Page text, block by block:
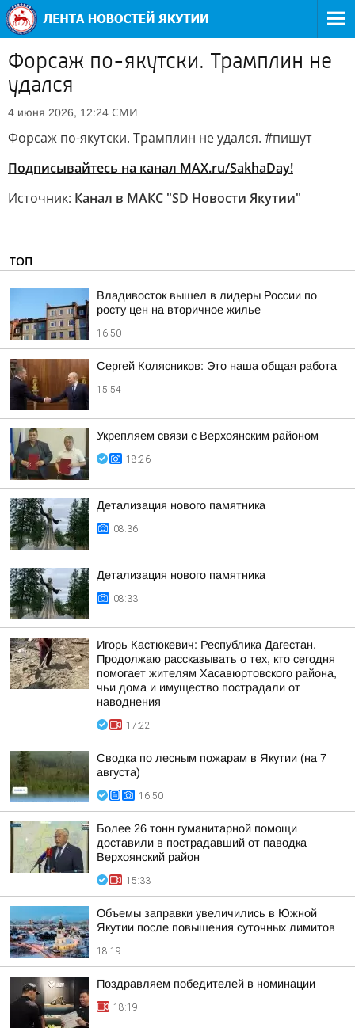
Форсаж по-якутски. Трамплин не
удался
4 июня 2026, 12:24 СМИ
Форсаж по-якутски. Трамплин не удался. #пишут
Подписывайтесь на канал MAX.ru/SakhaDay!
Источник: Канал в МАКС "SD Новости Якутии"
ТОП
Владивосток вышел в лидеры России по
росту цен на вторичное жилье
16:50
Сергей Колясников: Это наша общая работа
15:54
Укрепляем связи с Верхоянским районом
18:26
Детализация нового памятника
08:36
Детализация нового памятника
08:33
Игорь Кастюкевич: Республика Дагестан.
Продолжаю рассказывать о тех, кто сегодня
помогает жителям Хасавюртовского района,
чьи дома и имущество пострадали от
наводнения
17:22
Сводка по лесным пожарам в Якутии (на 7
августа)
16:50
Более 26 тонн гуманитарной помощи
доставили в пострадавший от паводка
Верхоянский район
15:33
Объемы заправки увеличились в Южной
Якутии после повышения суточных лимитов
18:19
Поздравляем победителей в номинации
18:19